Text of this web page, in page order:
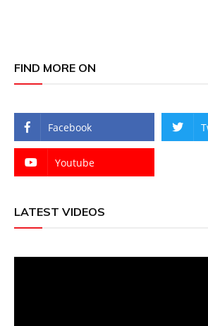
FIND MORE ON
Facebook
Youtube
LATEST VIDEOS